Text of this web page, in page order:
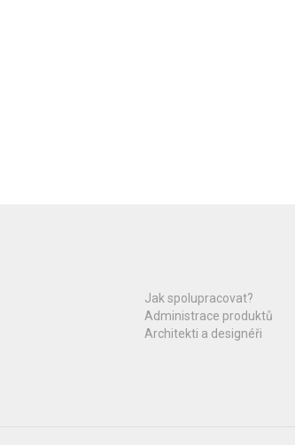
Jak spolupracovat?
Administrace produktů
Architekti a designéři